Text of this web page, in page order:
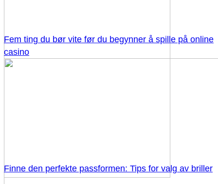
Fem ting du bør vite før du begynner å spille på online
casino
Finne den perfekte passformen: Tips for valg av briller